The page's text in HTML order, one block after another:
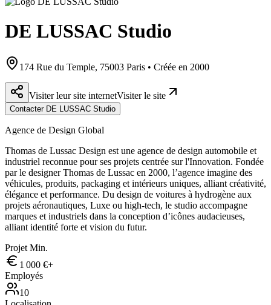
DE LUSSAC Studio
174 Rue du Temple, 75003 Paris • Créée en 2000
Visiter leur site internetVisiter le site
Contacter DE LUSSAC Studio
Agence de Design Global
Thomas de Lussac Design est une agence de design automobile et
industriel reconnue pour ses projets centrée sur l'Innovation. Fondée
par le designer Thomas de Lussac en 2000, l’agence imagine des
véhicules, produits, packaging et intérieurs uniques, alliant créativité,
élégance et performance. Du design de voitures à hydrogène aux
projets aéronautiques, Luxe ou high-tech, le studio accompagne
marques et industriels dans la conception d’icônes audacieuses,
alliant identité forte et vision du futur.
Projet Min.
1 000 €+
Employés
10